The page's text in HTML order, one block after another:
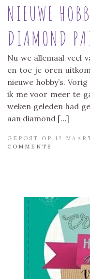
NIEUWE
DIAMOND
Nu we allemaal veel
en toe je oren
nieuwe hobby’s.
ik me voor meer te
weken geleden had
aan diamond […]
GEPOST OP 12
COMMENTS